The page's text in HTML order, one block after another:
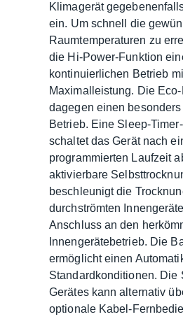
Klimagerät
ein. Um schnell die
Raumtemperaturen zu
die Hi-Power-Funktion
kontinuierlichen Betrieb
Maximalleistung. Die
dagegen einen
Betrieb. Eine Sleep-
schaltet das Gerät nach
programmierten Laufzeit
aktivierbare
beschleunigt die
durchströmten
Anschluss an den
Innengerätebetrieb. Die
ermöglicht einen
Standardkonditionen. Die
Gerätes kann alternativ
optionale Kabel-